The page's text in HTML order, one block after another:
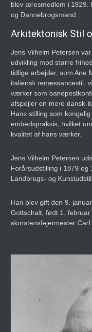
blev æresmedlem i 1929.
og Dannebrogsmand.
Arkitektonisk Stil
Jens Vilhelm Petersen
udvikling mod større
tidlige arbejder, som Ane
italiensk renæssancestil,
værker som
afspejler en mere dansk-
Hans stilling som
embedspraksis, hvilket
kvalitet af hans værker.
Jens Vilhelm Petersen
Forårsudstilling i 1879 og
Landbrugs- og
Han blev gift den 9.
Gottschalt, født 1.
skorstensfejermester Carl